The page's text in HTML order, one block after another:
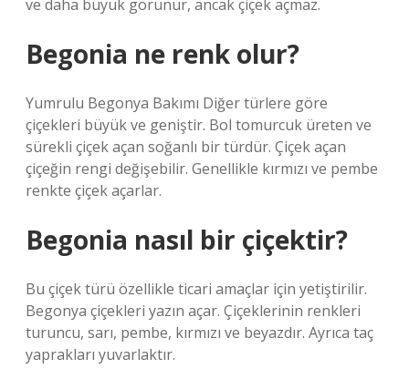
ve daha büyük görünür, ancak çiçek açmaz.
Begonia ne renk olur?
Yumrulu Begonya Bakımı Diğer türlere göre
çiçekleri büyük ve geniştir. Bol tomurcuk üreten ve
sürekli çiçek açan soğanlı bir türdür. Çiçek açan
çiçeğin rengi değişebilir. Genellikle kırmızı ve pembe
renkte çiçek açarlar.
Begonia nasıl bir çiçektir?
Bu çiçek türü özellikle ticari amaçlar için yetiştirilir.
Begonya çiçekleri yazın açar. Çiçeklerinin renkleri
turuncu, sarı, pembe, kırmızı ve beyazdır. Ayrıca taç
yaprakları yuvarlaktır.